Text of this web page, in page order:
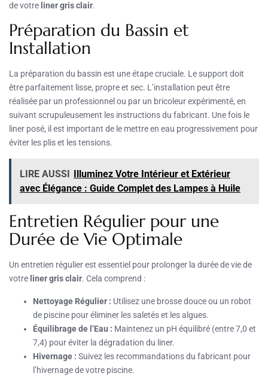
de votre liner gris clair.
Préparation du Bassin et
Installation
La préparation du bassin est une étape cruciale. Le support doit
être parfaitement lisse, propre et sec. L’installation peut être
réalisée par un professionnel ou par un bricoleur expérimenté, en
suivant scrupuleusement les instructions du fabricant. Une fois le
liner posé, il est important de le mettre en eau progressivement pour
éviter les plis et les tensions.
LIRE AUSSI
Illuminez Votre Intérieur et Extérieur
avec Élégance : Guide Complet des Lampes à Huile
Entretien Régulier pour une
Durée de Vie Optimale
Un entretien régulier est essentiel pour prolonger la durée de vie de
votre liner gris clair. Cela comprend :
Nettoyage Régulier : Utilisez une brosse douce ou un robot
de piscine pour éliminer les saletés et les algues.
Équilibrage de l’Eau : Maintenez un pH équilibré (entre 7,0 et
7,4) pour éviter la dégradation du liner.
Hivernage : Suivez les recommandations du fabricant pour
l’hivernage de votre piscine.